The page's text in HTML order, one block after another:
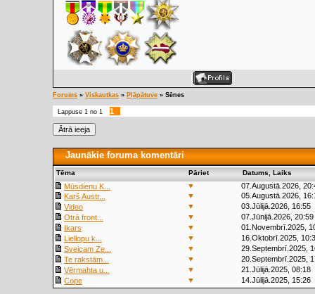
Forums » Viskautkas » Pļāpātuve » Sēnes
Lappuse 1 no 1 1
Jaunākie foruma komentāri
Tēma Pāriet Datums, Laiks
Mūsdienu K... ▼
07.Augustā.2026,
Karš Austr...
▼
05.Augustā.2026,
Video
▼
03.Jūlijā.2026, 16:55
Otrā front...
▼
07.Jūnijā.2026, 20:59
Ikars
▼
01.Novembrī.2025,
Liellopu k...
▼
16.Oktobrī.2025,
Sveicam Ze...
▼
29.Septembrī.2025,
Te rakstām...
▼
20.Septembrī.2025,
Vērmahta u...
▼
21.Jūlijā.2025, 08:18
Cope
▼ 14.Jūlijā.2025, 15:26